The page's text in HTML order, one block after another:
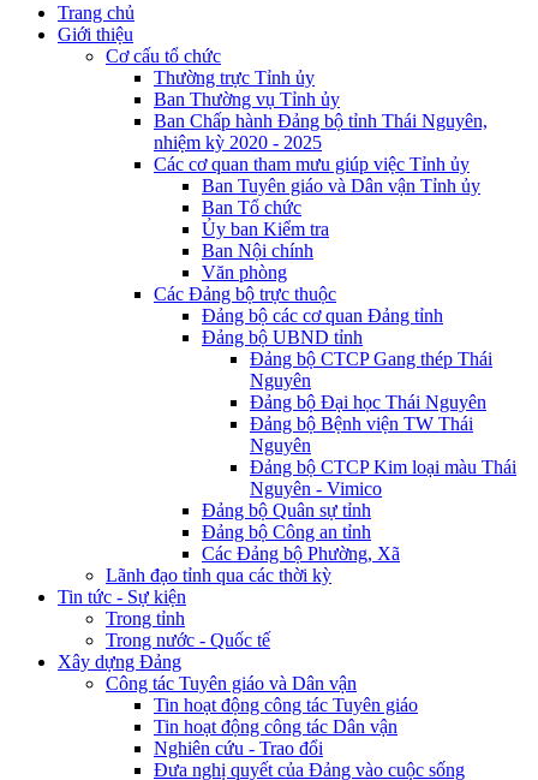
Trang chủ
Giới thiệu
Cơ cấu tổ chức
Thường trực Tỉnh ủy
Ban Thường vụ Tỉnh ủy
Ban Chấp hành Đảng bộ tỉnh Thái Nguyên,
nhiệm kỳ 2020 - 2025
Các cơ quan tham mưu giúp việc Tỉnh ủy
Ban Tuyên giáo và Dân vận Tỉnh ủy
Ban Tổ chức
Ủy ban Kiểm tra
Ban Nội chính
Văn phòng
Các Đảng bộ trực thuộc
Đảng bộ các cơ quan Đảng tỉnh
Đảng bộ UBND tỉnh
Đảng bộ CTCP Gang thép Thái
Nguyên
Đảng bộ Đại học Thái Nguyên
Đảng bộ Bệnh viện TW Thái
Nguyên
Đảng bộ CTCP Kim loại màu Thái
Nguyên - Vimico
Đảng bộ Quân sự tỉnh
Đảng bộ Công an tỉnh
Các Đảng bộ Phường, Xã
Lãnh đạo tỉnh qua các thời kỳ
Tin tức - Sự kiện
Trong tỉnh
Trong nước - Quốc tế
Xây dựng Đảng
Công tác Tuyên giáo và Dân vận
Tin hoạt động công tác Tuyên giáo
Tin hoạt động công tác Dân vận
Nghiên cứu - Trao đổi
Đưa nghị quyết của Đảng vào cuộc sống